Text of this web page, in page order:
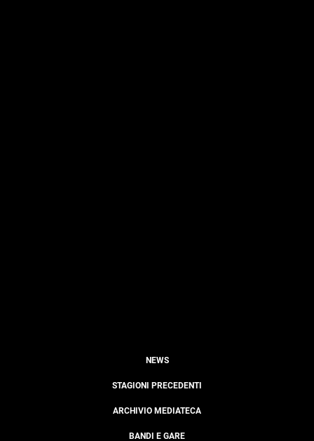
NEWS
STAGIONI PRECEDENTI
ARCHIVIO MEDIATECA
BANDI E GARE